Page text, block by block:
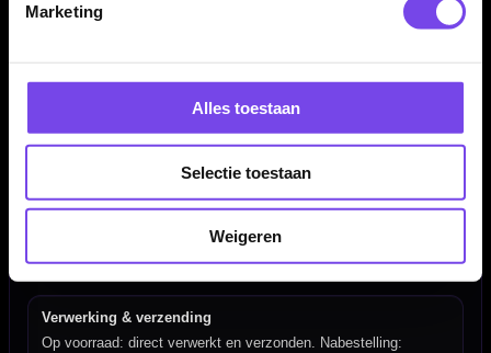
Marketing
Alles toestaan
Selectie toestaan
Weigeren
Gratis verzending vanaf €40
Verwerking & verzending
Op voorraad: direct verwerkt en verzonden. Nabestelling: